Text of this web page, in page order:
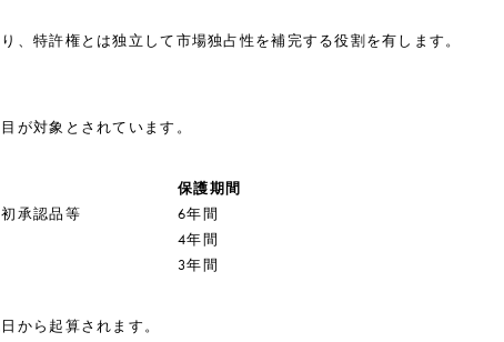
、特許権とは独立して市場独占性を補完する役割を有します。
が対象とされています。
保護期間
承認品等
6年間
4年間
3年間
から起算されます。